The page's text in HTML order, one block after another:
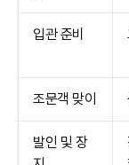
입관 준비
조문객 맞이
발인 및 장